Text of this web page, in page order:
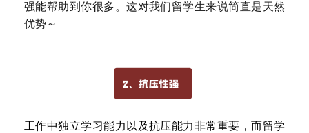
强能帮助到你很多 。这对我们留学生来说简直是天然
优势～
工作中独立学习能力以及抗压能力非常重要 ，而留学